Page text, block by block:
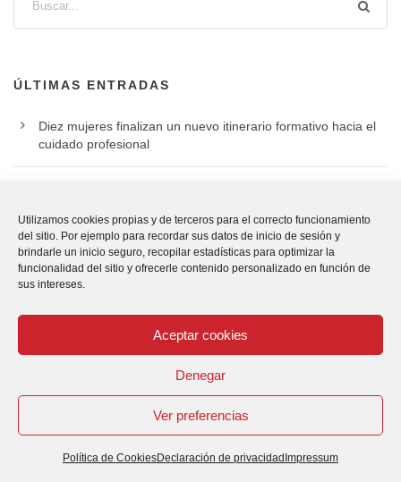
Utilizamos cookies propias y de terceros para el correcto funcionamiento
del sitio. Por ejemplo para recordar sus datos de inicio de sesión y
brindarle un inicio seguro, recopilar estadísticas para optimizar la
funcionalidad del sitio y ofrecerle contenido personalizado en función de
sus intereses.
Aceptar cookies
Denegar
Ver preferencias
Política de CookiesDeclaración de privacidad Impressum
ÚLTIMAS ENTRADAS
Diez mujeres finalizan un nuevo itinerario formativo hacia el
cuidado profesional
Cáritas pide una respuesta ágil a los expedientes de
regularización de personas migrantes actualmente en trámite
Luis Ayala, nuevo presidente de Cáritas Española
ARCHIVO